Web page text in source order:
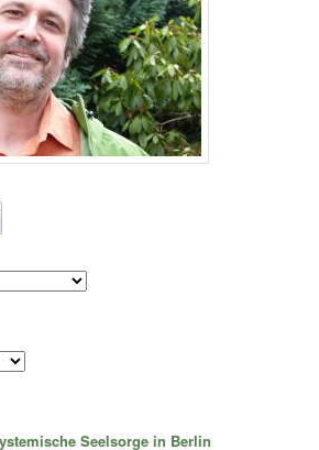
Seelsorge in Berlin